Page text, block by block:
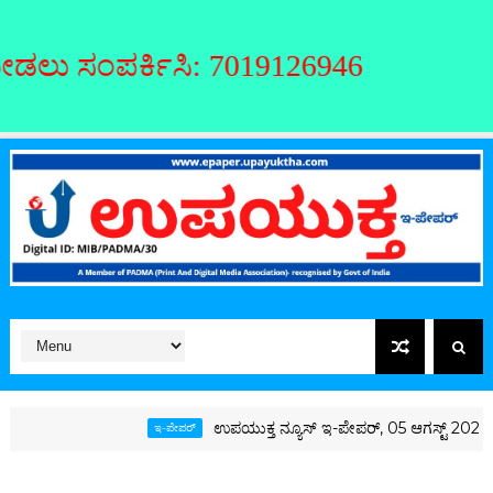
7019126946
ಉಪಯುಕ್ತ ನ್ಯೂಸ್ ಇ-ಪೇಪರ್, 05 ಆಗಸ್ಟ್ 2026, ಬುಧವಾರ